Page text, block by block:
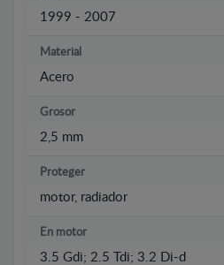
1999 - 2007
Material
Acero
Grosor
2,5 mm
Proteger
motor, radiador
En motor
3.5 Gdi; 2.5 Tdi; 3.2 Di-d